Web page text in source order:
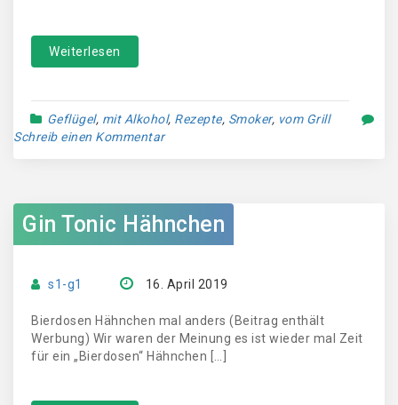
Weiterlesen
Geflügel, mit Alkohol, Rezepte, Smoker, vom Grill
Schreib einen Kommentar
Gin Tonic Hähnchen
s1-g1 16. April 2019
Bierdosen Hähnchen mal anders (Beitrag enthält
Werbung) Wir waren der Meinung es ist wieder mal Zeit
für ein „Bierdosen“ Hähnchen […]